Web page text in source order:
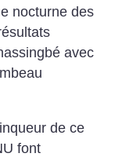
nocturne des
avec
de ce
font